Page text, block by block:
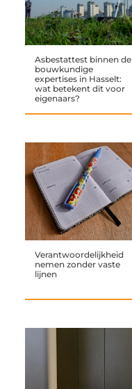
Asbestattest binnen de
bouwkundige
expertises in Hasselt:
wat betekent dit voor
eigenaars?
Verantwoordelijkheid
nemen zonder vaste
lijnen